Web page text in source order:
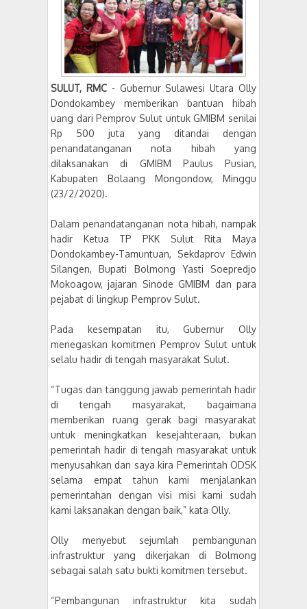
SULUT, RMC- Gubernur Sulawesi Utara Olly
Dondokambey memberikan bantuan hibah
uang dari Pemprov Sulut untuk GMIBM senilai
Rp 500 juta yang ditandai dengan
penandatanganan nota hibah yang
dilaksanakan di GMIBM Paulus Pusian,
Kabupaten Bolaang Mongondow, Minggu
(23/2/2020).
Dalam penandatanganan nota hibah, nampak
hadir Ketua TP PKK Sulut Rita Maya
Dondokambey-Tamuntuan, Sekdaprov Edwin
Silangen, Bupati Bolmong Yasti Soepredjo
Mokoagow, jajaran Sinode GMIBM dan para
pejabat di lingkup Pemprov Sulut.
Pada kesempatan itu, Gubernur Olly
menegaskan komitmen Pemprov Sulut untuk
selalu hadir di tengah masyarakat Sulut.
“Tugas dan tanggung jawab pemerintah hadir
di tengah masyarakat, bagaimana
memberikan ruang gerak bagi masyarakat
untuk meningkatkan kesejahteraan, bukan
pemerintah hadir di tengah masyarakat untuk
menyusahkan dan saya kira Pemerintah ODSK
selama empat tahun kami menjalankan
pemerintahan dengan visi misi kami sudah
kami laksanakan dengan baik,” kata Olly.
Olly menyebut sejumlah pembangunan
infrastruktur yang dikerjakan di Bolmong
sebagai salah satu bukti komitmen tersebut.
“Pembangunan infrastruktur kita sudah